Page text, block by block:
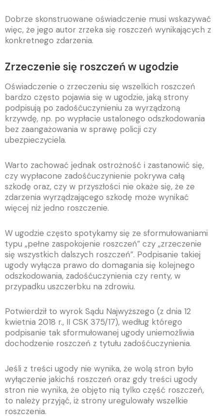
Dobrze skonstruowane oświadczenie musi wskazywać
więc, że jego autor zrzeka się roszczeń wynikających z
konkretnego zdarzenia.
Zrzeczenie się roszczeń w ugodzie
Oświadczenie o zrzeczeniu się wszelkich roszczeń
bardzo często pojawia się w ugodzie, jaką strony
podpisują po zadośćuczynieniu za wyrządzoną
krzywdę, np. po wypłacie ustalonego odszkodowania
bez zaangażowania w sprawę policji czy
ubezpieczyciela.
Warto zachować jednak ostrożność i zastanowić się,
czy wypłacone zadośćuczynienie pokrywa całą
szkodę oraz, czy w przyszłości nie okaże się, że ze
zdarzenia wyrządzającego szkodę może wynikać
więcej niż jedno roszczenie.
W ugodzie często spotykamy się ze sformułowaniami
typu „pełne zaspokojenie roszczeń” czy „zrzeczenie
się wszystkich dalszych roszczeń”. Podpisanie takiej
ugody wyłącza prawo do domagania się kolejnego
odszkodowania, zadośćuczynienia czy renty, w
przypadku uszczerbku na zdrowiu.
Potwierdził to wyrok Sądu Najwyższego (z dnia 12
kwietnia 2018 r., II CSK 375/17), według którego
podpisanie tak sformułowanej ugody uniemożliwia
dochodzenie roszczeń z tytułu zadośćuczynienia.
Jeśli z treści ugody nie wynika, że wolą stron było
wyłączenie jakichś roszczeń oraz gdy treści ugody
stron nie wynika, że objęto nią tylko część roszczeń,
to należy przyjąć, iż strony uregulowały wszelkie
roszczenia.